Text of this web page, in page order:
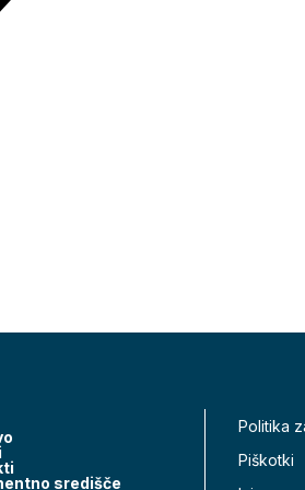
središče
Politika
Piškotki